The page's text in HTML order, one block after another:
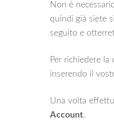
Non è
quindi già siete
seguito e
Per richiedere la
inserendo il
Una volta
Account.